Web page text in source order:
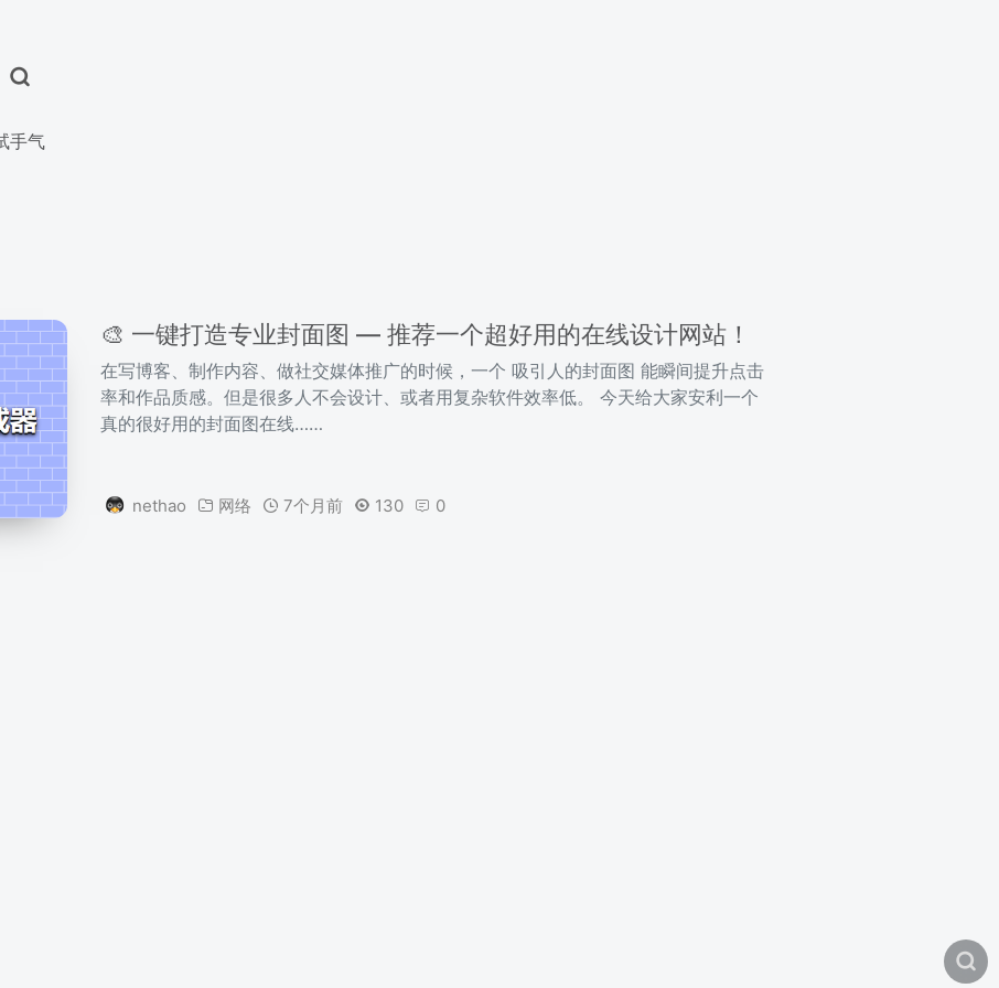
手气
🎨 一键打造专业封面图 — 推荐一个超好用的在线设计网站！
nethao 网络 7个月前 130 0
在写博客、制作内容、做社交媒体推广的时候，一个 吸引人的封面图 能瞬间提升点击
率和作品质感。但是很多人不会设计、或者用复杂软件效率低。 今天给大家安利一个
真的很好用的封面图在线……